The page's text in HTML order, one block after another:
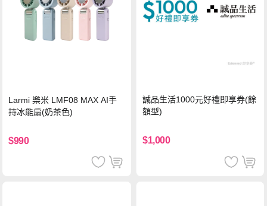
Larmi 樂米 LMF08 MAX AI手
持冰能扇(奶茶色)
$990
誠品生活1000元好禮即享券(餘
額型)
$1,000